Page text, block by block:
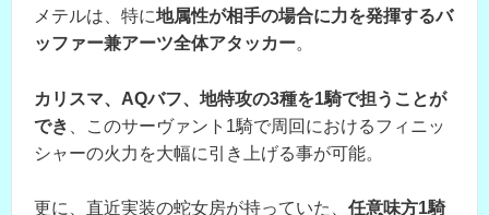
メテルは、特に地属性が相手の場合に力を発揮するバ
ッファー兼アーツ全体アタッカー。
カリスマ、AQバフ、地特攻の3種を1騎で担うことが
でき
、このサーヴァント1騎で周回におけるフィニッ
シャーの火力を大幅に引き上げる事が可能。
更に、直近実装の蛇女房が持っていた、 任意味方1騎